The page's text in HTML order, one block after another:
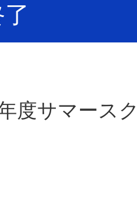
度サマース